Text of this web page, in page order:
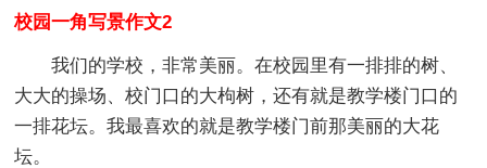
校园一角写景作文2
我们的学校，非常美丽。在校园里有一排排的树、
大大的操场、校门口的大枸树，还有就是教学楼门口的
一排花坛。我最喜欢的就是教学楼门前那美丽的大花
坛。